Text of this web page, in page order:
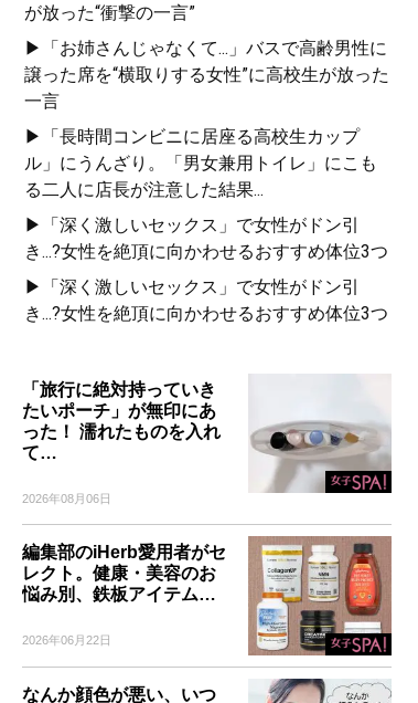
が放った“衝撃の一言”
▶「お姉さんじゃなくて...」バスで高齢男性に
譲った席を“横取りする女性”に高校生が放った
一言
▶「長時間コンビニに居座る高校生カップ
ル」にうんざり。「男女兼用トイレ」にこも
る二人に店長が注意した結果...
▶「深く激しいセックス」で女性がドン引
き...?女性を絶頂に向かわせるおすすめ体位3つ
▶「深く激しいセックス」で女性がドン引
き...?女性を絶頂に向かわせるおすすめ体位3つ
「旅行に絶対持っていき
たいポーチ」が無印にあ
った！ 濡れたものを入れ
て…
2026年08月06日
編集部のiHerb愛用者がセ
レクト。健康・美容のお
悩み別、鉄板アイテム…
2026年06月22日
なんか顔色が悪い、いつ